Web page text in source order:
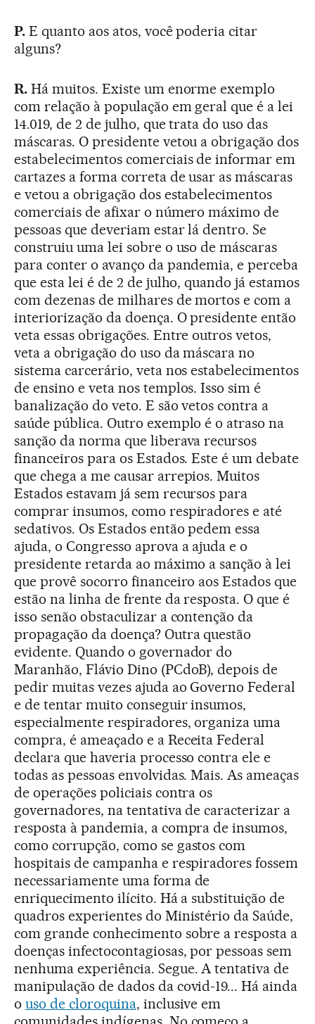
P.E quanto aos atos, você poderia citar
alguns?
R.Há muitos. Existe um enorme exemplo
com relação à população em geral que é a lei
14.019, de 2 de julho, que trata do uso das
máscaras. O presidente vetou a obrigação dos
estabelecimentos comerciais de informar em
cartazes a forma correta de usar as máscaras
e vetou a obrigação dos estabelecimentos
comerciais de afixar o número máximo de
pessoas que deveriam estar lá dentro. Se
construiu uma lei sobre o uso de máscaras
para conter o avanço da pandemia, e perceba
que esta lei é de 2 de julho, quando já estamos
com dezenas de milhares de mortos e com a
interiorização da doença. O presidente então
veta essas obrigações. Entre outros vetos,
veta a obrigação do uso da máscara no
sistema carcerário, veta nos estabelecimentos
de ensino e veta nos templos. Isso sim é
banalização do veto. E são vetos contra a
saúde pública. Outro exemplo é o atraso na
sanção da norma que liberava recursos
financeiros para os Estados. Este é um debate
que chega a me causar arrepios. Muitos
Estados estavam já sem recursos para
comprar insumos, como respiradores e até
sedativos. Os Estados então pedem essa
ajuda, o Congresso aprova a ajuda e o
presidente retarda ao máximo a sanção à lei
que provê socorro financeiro aos Estados que
estão na linha de frente da resposta. O que é
isso senão obstaculizar a contenção da
propagação da doença? Outra questão
evidente. Quando o governador do
Maranhão, Flávio Dino (PCdoB), depois de
pedir muitas vezes ajuda ao Governo Federal
e de tentar muito conseguir insumos,
especialmente respiradores, organiza uma
compra, é ameaçado e a Receita Federal
declara que haveria processo contra ele e
todas as pessoas envolvidas. Mais. As ameaças
de operações policiais contra os
governadores, na tentativa de caracterizar a
resposta à pandemia, a compra de insumos,
como corrupção, como se gastos com
hospitais de campanha e respiradores fossem
necessariamente uma forma de
enriquecimento ilícito. Há a substituição de
quadros experientes do Ministério da Saúde,
com grande conhecimento sobre a resposta a
doenças infectocontagiosas, por pessoas sem
nenhuma experiência. Segue. A tentativa de
manipulação de dados da covid-19... Há ainda
o uso de cloroquina, inclusive em